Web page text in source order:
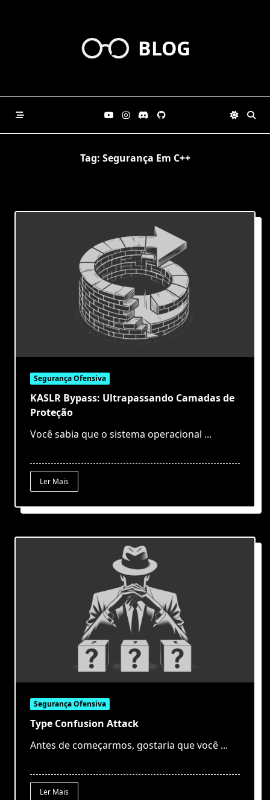
BLOG
Tag: Segurança Em C++
Segurança Ofensiva
KASLR Bypass: Ultrapassando Camadas de
Proteção
Você sabia que o sistema operacional ...
Ler Mais
Segurança Ofensiva
Type Confusion Attack
Antes de começarmos, gostaria que você ...
Ler Mais